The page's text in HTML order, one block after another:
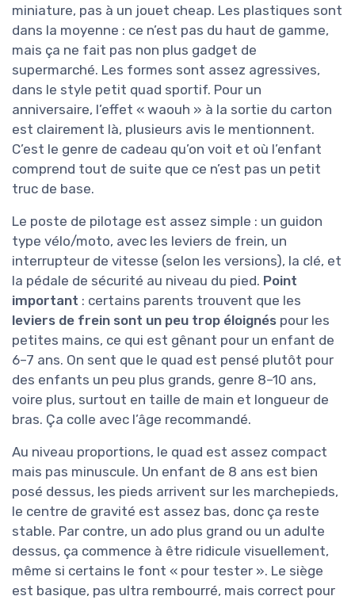
miniature, pas à un jouet cheap. Les plastiques sont
dans la moyenne : ce n’est pas du haut de gamme,
mais ça ne fait pas non plus gadget de
supermarché. Les formes sont assez agressives,
dans le style petit quad sportif. Pour un
anniversaire, l’effet « waouh » à la sortie du carton
est clairement là, plusieurs avis le mentionnent.
C’est le genre de cadeau qu’on voit et où l’enfant
comprend tout de suite que ce n’est pas un petit
truc de base.
Le poste de pilotage est assez simple : un guidon
type vélo/moto, avec les leviers de frein, un
interrupteur de vitesse (selon les versions), la clé, et
la pédale de sécurité au niveau du pied. Point
important : certains parents trouvent que les
leviers de frein sont un peu trop éloignés pour les
petites mains, ce qui est gênant pour un enfant de
6–7 ans. On sent que le quad est pensé plutôt pour
des enfants un peu plus grands, genre 8–10 ans,
voire plus, surtout en taille de main et longueur de
bras. Ça colle avec l’âge recommandé.
Au niveau proportions, le quad est assez compact
mais pas minuscule. Un enfant de 8 ans est bien
posé dessus, les pieds arrivent sur les marchepieds,
le centre de gravité est assez bas, donc ça reste
stable. Par contre, un ado plus grand ou un adulte
dessus, ça commence à être ridicule visuellement,
même si certains le font « pour tester ». Le siège
est basique, pas ultra rembourré, mais correct pour